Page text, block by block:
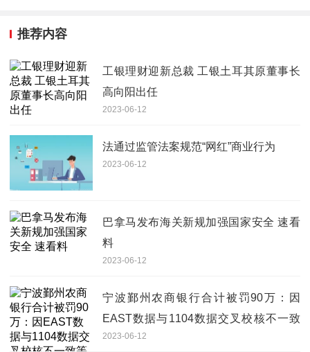
推荐内容
工银理财迎新总裁 工银土耳其原董事长
高向阳出任
2023-06-12
法通过监管法案规范“网红”商业行为
2023-06-12
巴拿马发布海关新规加强国家安全 速看
料
2023-06-12
宁波鄞州农商银行合计被罚90万：因
EAST数据与1104数据交叉校核不一致
等-环球最资讯
2023-06-12